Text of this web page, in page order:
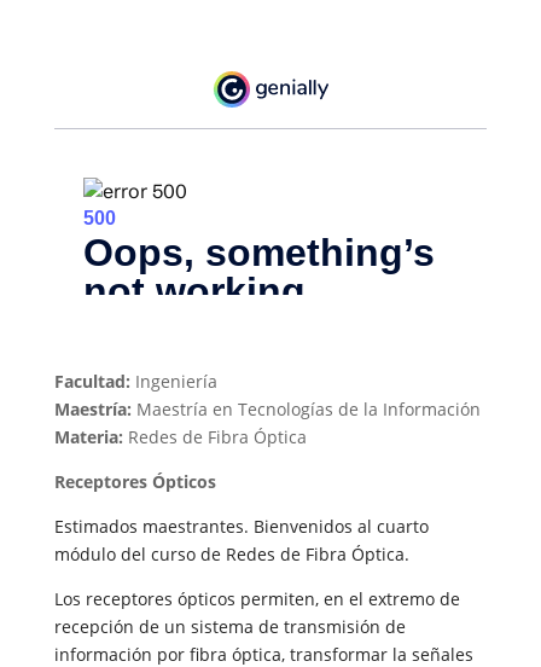
Facultad: Ingeniería
Maestría: Maestría en Tecnologías de la Información
Materia: Redes de Fibra Óptica
Receptores Ópticos
Estimados maestrantes. Bienvenidos al cuarto
módulo del curso de Redes de Fibra Óptica.
Los receptores ópticos permiten, en el extremo de
recepción de un sistema de transmisión de
información por fibra óptica, transformar la señales